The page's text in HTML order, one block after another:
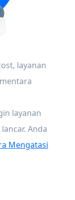
layanan
layanan
Anda
Mengatasi